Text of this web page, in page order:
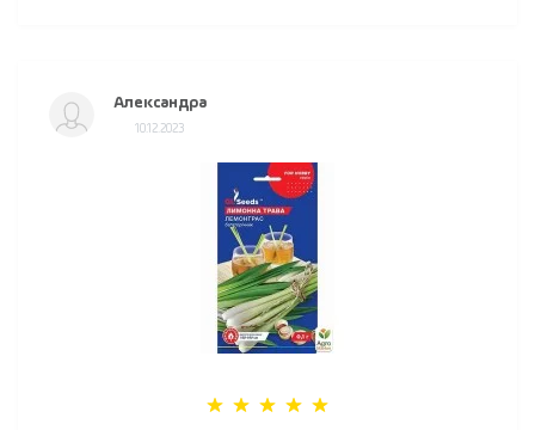
Александра
10.12.2023